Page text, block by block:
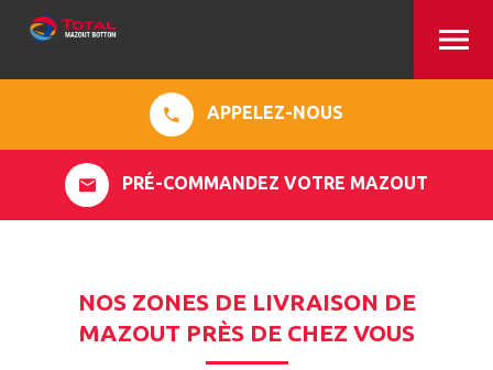
APPELEZ-NOUS
PRÉ-COMMANDEZ VOTRE MAZOUT
NOS ZONES DE LIVRAISON DE
MAZOUT PRÈS DE CHEZ VOUS